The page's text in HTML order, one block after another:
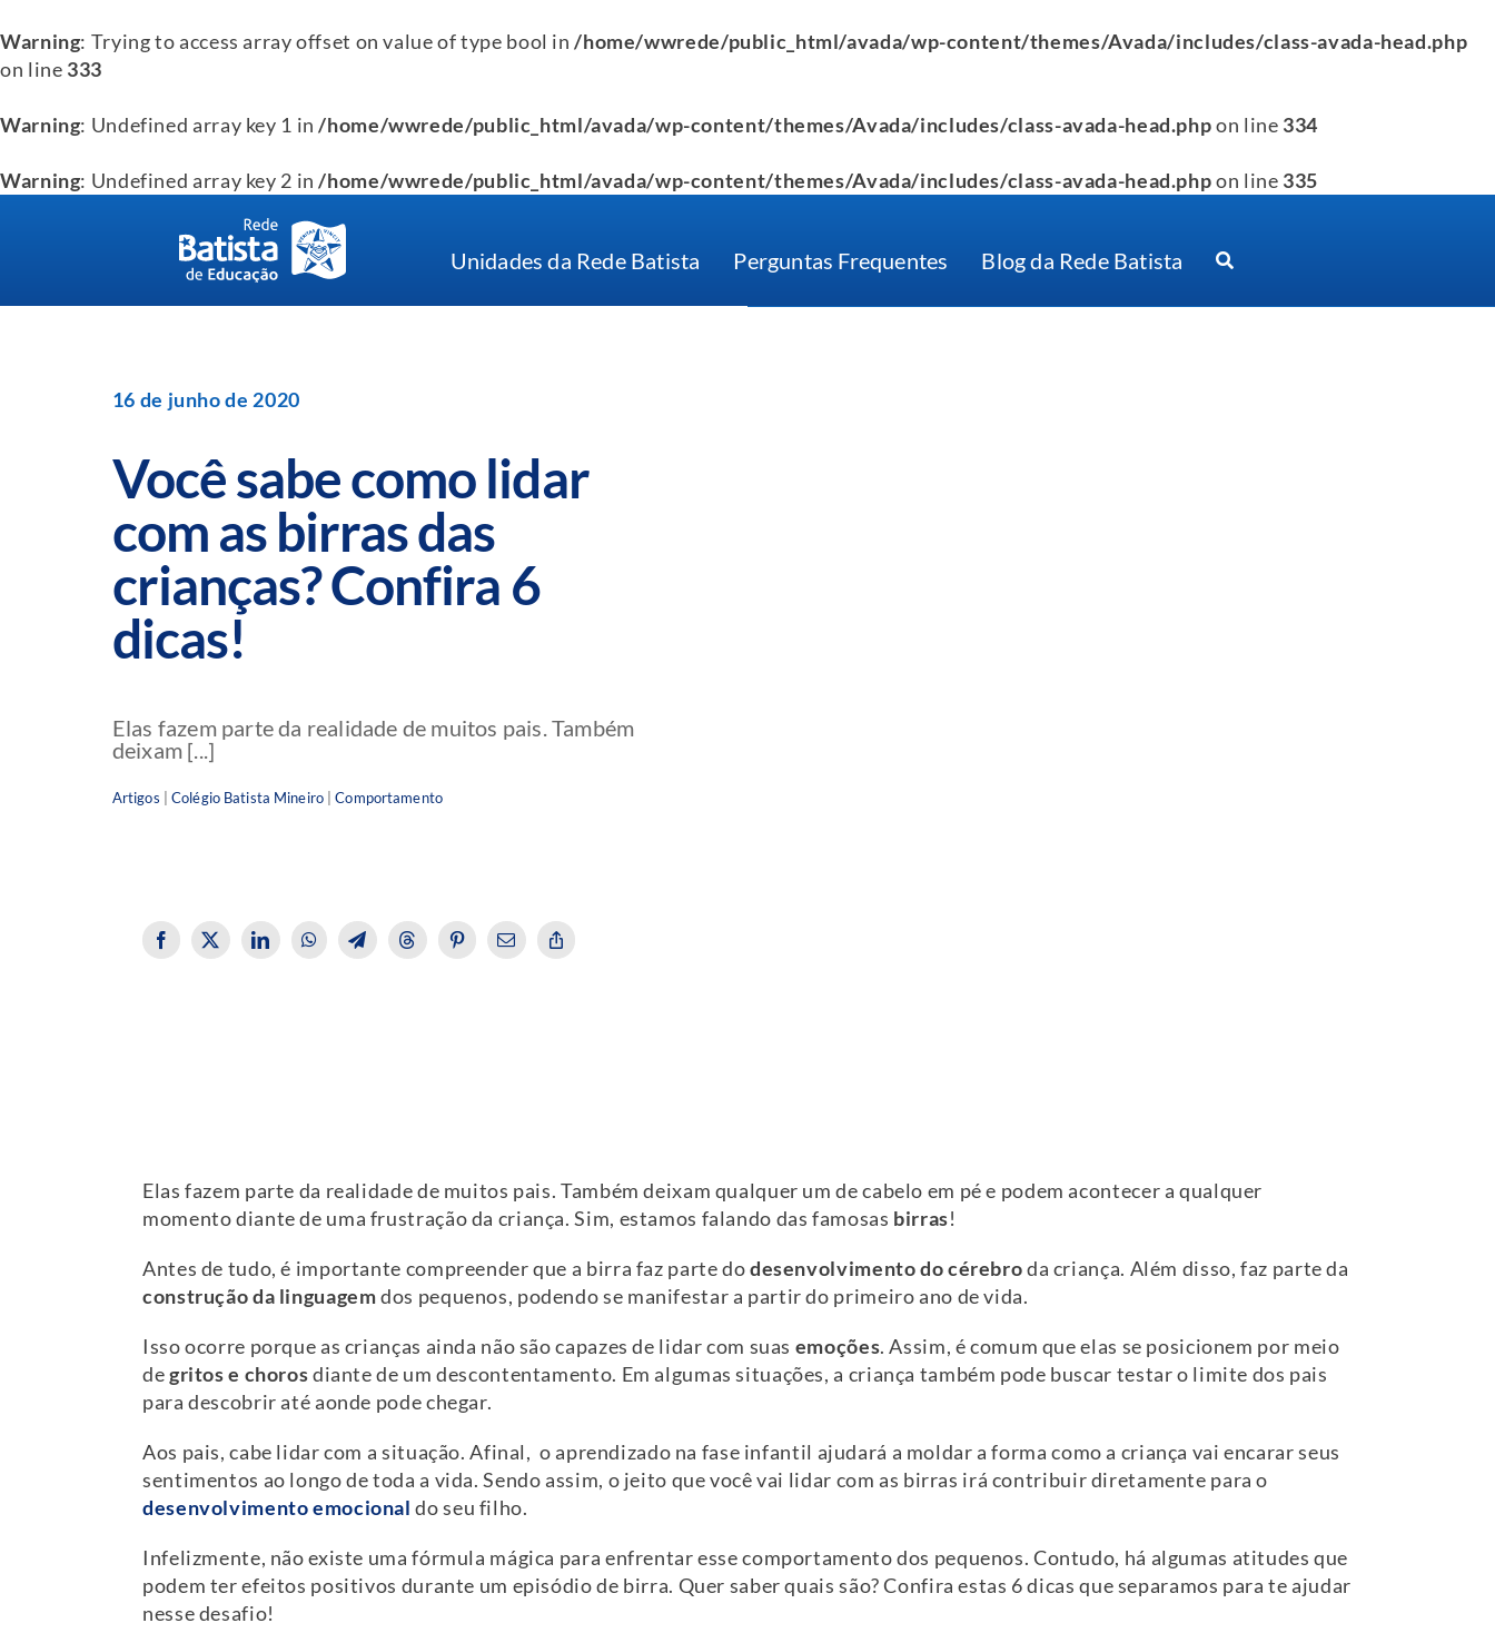
Warning: Trying to access array offset on value of type bool in/home/wwrede/public_html/avada/wp-content/themes/Avada/includes/class-avada-head.php
on line 333
Warning: Undefined array key 1 in/home/wwrede/public_html/avada/wp-content/themes/Avada/includes/class-avada-head.phpon line 334
Warning: Undefined array key 2 in/home/wwrede/public_html/avada/wp-content/themes/Avada/includes/class-avada-head.phpon line 335
Unidades da Rede Batista Perguntas Frequentes Blog da Rede Batista
16 de junho de 2020
Você sabe como lidar
com as birras das
crianças? Confira 6
dicas!
Elas fazem parte da realidade de muitos pais. Também
deixam [...]
Artigos |Colégio Batista Mineiro|Comportamento
Elas fazem parte da realidade de muitos pais. Também deixam qualquer um de cabelo em pé e podem acontecer a qualquer
momento diante de uma frustração da criança. Sim, estamos falando das famosas birras!
Antes de tudo, é importante compreender que a birra faz parte dodesenvolvimento do cérebroda criança. Além disso, faz parte da
construção da linguagemdos pequenos, podendo se manifestar a partir do primeiro ano de vida.
Isso ocorre porque as crianças ainda não são capazes de lidar com suas emoções. Assim, é comum que elas se posicionem por meio
degritos e chorosdiante de um descontentamento. Em algumas situações, a criança também pode buscar testar o limite dos pais
para descobrir até aonde pode chegar.
Aos pais, cabe lidar com a situação. Afinal, o aprendizado na fase infantil ajudará a moldar a forma como a criança vai encarar seus
sentimentos ao longo de toda a vida. Sendo assim, o jeito que você vai lidar com as birras irá contribuir diretamente para o
desenvolvimento emocional do seu filho.
Infelizmente, não existe uma fórmula mágica para enfrentar esse comportamento dos pequenos. Contudo, há algumas atitudes que
podem ter efeitos positivos durante um episódio de birra. Quer saber quais são? Confira estas 6 dicas que separamos para te ajudar
nesse desafio!